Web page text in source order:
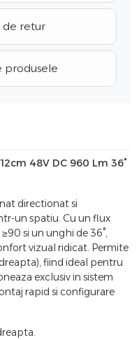
retur
produsele
48V DC 960 Lm 36°
directionat si
un spatiu. Cu un flux
si un unghi de 36°,
vizual ridicat. Permite
fiind ideal pentru
exclusiv in sistem
rapid si configurare